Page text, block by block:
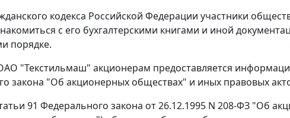
кодекса Российской Федерации участники
с его бухгалтерскими книгами и иной
порядке.
"Текстильмаш" акционерам предоставляется
закона "Об акционерных обществах" и иных правовых
91 Федерального закона от 26.12.1995 N 208-ФЗ "Об